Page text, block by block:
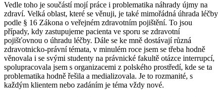
Vedle toho je součástí mojí práce i problematika náhrady újmy na
zdraví. Velká oblast, které se věnuji, je také mimořádná úhrada léčby
podle § 16 Zákona o veřejném zdravotním pojištění. To jsou
případy, kdy zastupujeme pacienta ve sporu se zdravotní
pojišťovnou o úhradu léčby. Dále se ke mně dostávají různá
zdravotnicko-právní témata, v minulém roce jsem se třeba hodně
věnovala i se svými studenty na právnické fakultě otázce interrupcí,
spolupracovala jsem s organizacemi z polského prostředí, kde se ta
problematika hodně řešila a medializovala. Je to rozmanité, s
každým klientem nebo zadáním je téma vždy nové.